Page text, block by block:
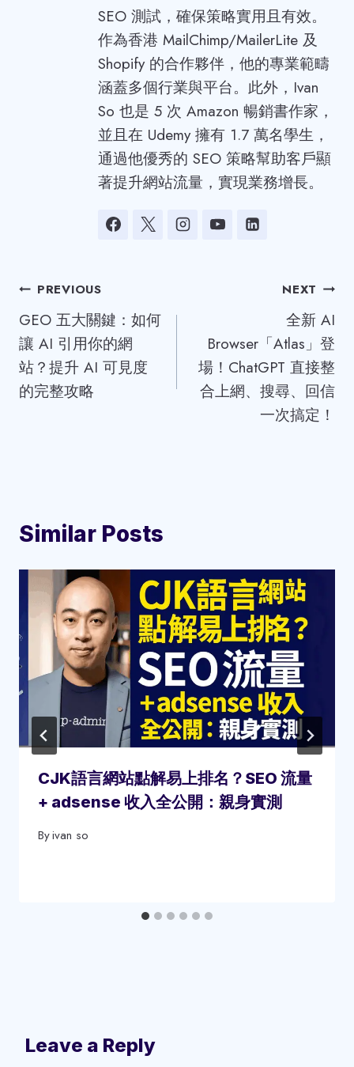
SEO 測試，確保策略實用且有效。
作為香港 MailChimp/MailerLite 及
Shopify 的合作夥伴，他的專業範疇
涵蓋多個行業與平台。此外，Ivan
So 也是 5 次 Amazon 暢銷書作家，
並且在 Udemy 擁有 1.7 萬名學生，
通過他優秀的 SEO 策略幫助客戶顯
著提升網站流量，實現業務增長。
Post
navigation
PREVIOUS
GEO 五大關鍵：如何
讓 AI 引用你的網
站？提升 AI 可見度
的完整攻略
NEXT
全新 AI
Browser「Atlas」登
場！ChatGPT 直接整
合上網、搜尋、回信
一次搞定！
Similar Posts
CJK語言網站點解易上排名？SEO 流量
+ adsense 收入全公開：親身實測
Byivan so
Leave a Reply